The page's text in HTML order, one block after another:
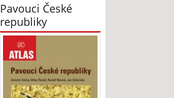
Pavouci České
republiky